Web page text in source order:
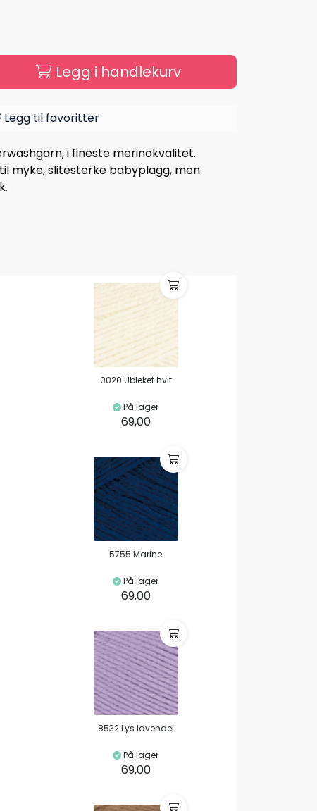
Legg i handlekurv
Legg til favoritter
i fineste merinokvalitet.
myke, slitesterke babyplagg, men
0020 Ubleket hvit
På lager
69,00
5755 Marine
På lager
69,00
8532 Lys lavendel
På lager
69,00